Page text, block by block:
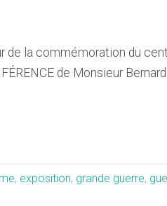
de la commémoration du
de Monsieur
, exposition, grande guerre,